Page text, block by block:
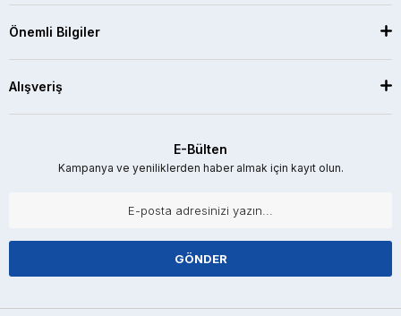
Önemli Bilgiler
Alışveriş
E-Bülten
Kampanya ve yeniliklerden haber almak için kayıt olun.
GÖNDER